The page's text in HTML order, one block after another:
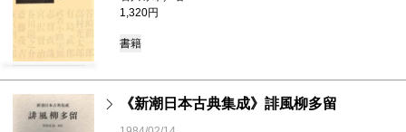
1,320円
書籍
《新潮日本古典集成》誹風柳多留